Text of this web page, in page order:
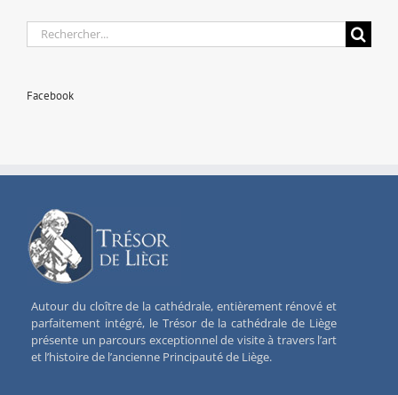
Rechercher:
Facebook
Autour du cloître de la cathédrale, entièrement rénové et
parfaitement intégré, le Trésor de la cathédrale de Liège
présente un parcours exceptionnel de visite à travers l’art
et l’histoire de l’ancienne Principauté de Liège.